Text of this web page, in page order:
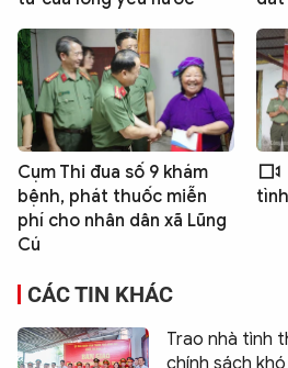
Cụm Thi đua số 9 khám
bệnh, phát thuốc miễn
phí cho nhân dân xã Lũng
Cú
CÁC TIN KHÁC
Trao nhà tình
chính sách